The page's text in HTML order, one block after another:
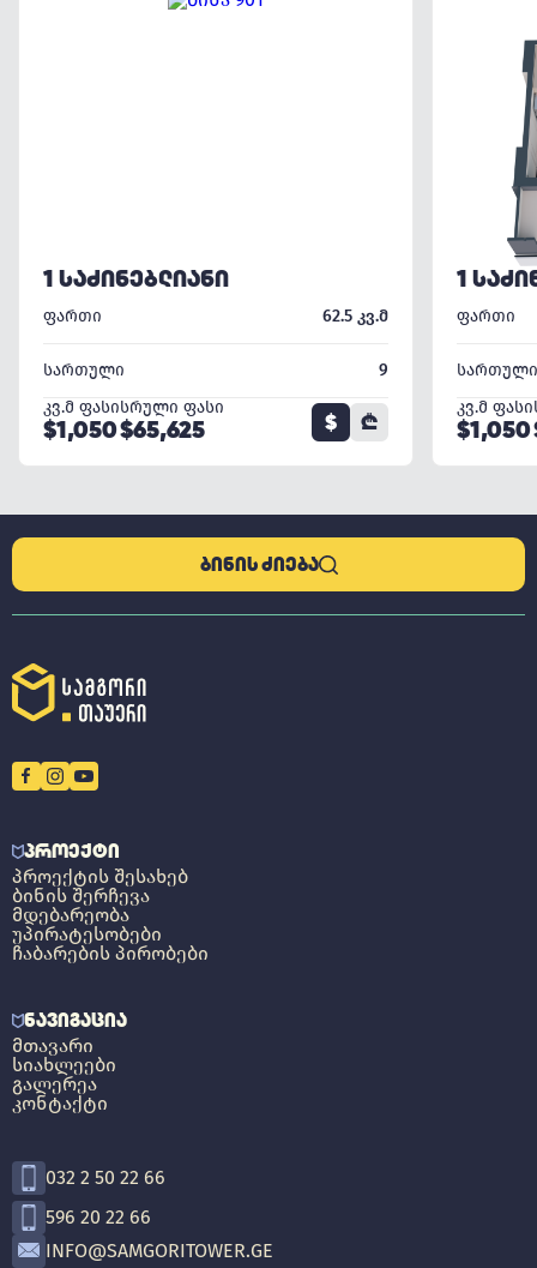
1 ᲡᲐᲫᲘᲜᲔᲑᲚᲘᲐᲜᲘ
ფართი 62.5 კვ.მ
სართული
9
კვ.მ ფასი
$1,050
სრული ფასი
$65,625 $ ₾
1
ფართი
სართული
კვ.მ ფასი
$1,050
ᲑᲘᲜᲘᲡ ᲫᲘᲔᲑᲐ
ᲞᲠᲝᲔᲥᲢᲘ
ᲞᲠᲝᲔᲥᲢᲘᲡ ᲨᲔᲡᲐᲮᲔᲑ
ᲑᲘᲜᲘᲡ ᲨᲔᲠᲩᲔᲕᲐ
ᲛᲓᲔᲑᲐᲠᲔᲝᲑᲐ
ᲣᲞᲘᲠᲐᲢᲔᲡᲝᲑᲔᲑᲘ
ᲩᲐᲑᲐᲠᲔᲑᲘᲡ ᲞᲘᲠᲝᲑᲔᲑᲘ
ᲜᲐᲕᲘᲒᲐᲪᲘᲐ
ᲛᲗᲐᲕᲐᲠᲘ
ᲡᲘᲐᲮᲚᲔᲔᲑᲘ
ᲒᲐᲚᲔᲠᲔᲐ
ᲙᲝᲜᲢᲐᲥᲢᲘ
032 2 50 22 66
596 20 22 66
INFO@SAMGORITOWER.GE